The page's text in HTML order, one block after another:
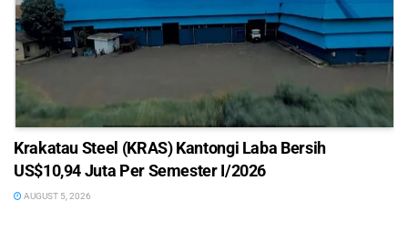
Krakatau Steel (KRAS) Kantongi Laba Bersih
US$10,94 Juta Per Semester I/2026
AUGUST 5, 2026